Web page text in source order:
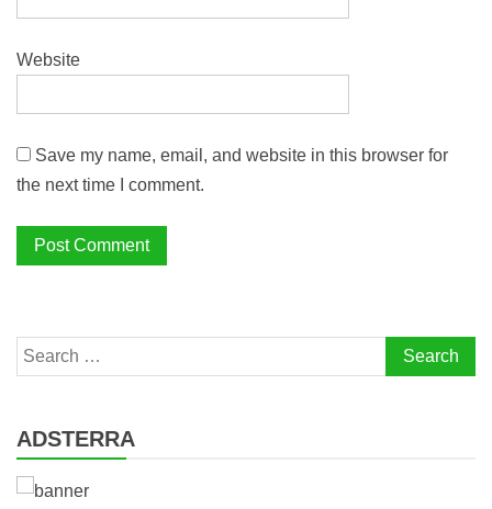
Website
Save my name, email, and website in this browser for
the next time I comment.
Search
for:
ADSTERRA